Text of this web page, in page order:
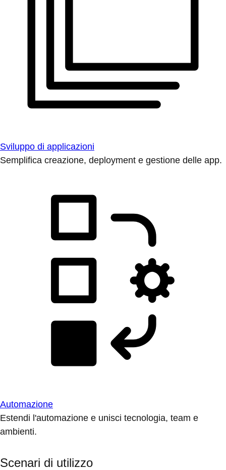
Sviluppo di applicazioni
Semplifica creazione, deployment e gestione delle app.
Automazione
Estendi l'automazione e unisci tecnologia, team e
ambienti.
Scenari di utilizzo